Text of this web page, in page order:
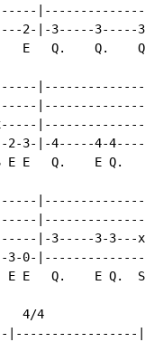
2-|-3-----3-----
E   Q.    Q.
x-----
3-|-4-----4-
E E   Q.    E Q.
|-3-----3-3---
3-0-
E E   Q.    E Q.
4/4
|-----------------